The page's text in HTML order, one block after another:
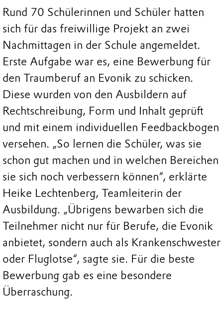
Rund 70 Schülerinnen und Schüler hatten
sich für das freiwillige Projekt an zwei
Nachmittagen in der Schule angemeldet.
Erste Aufgabe war es, eine Bewerbung für
den Traumberuf an Evonik zu schicken.
Diese wurden von den Ausbildern auf
Rechtschreibung, Form und Inhalt geprüft
und mit einem individuellen Feedbackbogen
versehen. „So lernen die Schüler, was sie
schon gut machen und in welchen Bereichen
sie sich noch verbessern können“, erklärte
Heike Lechtenberg, Teamleiterin der
Ausbildung. „Übrigens bewarben sich die
Teilnehmer nicht nur für Berufe, die Evonik
anbietet, sondern auch als Krankenschwester
oder Fluglotse“, sagte sie. Für die beste
Bewerbung gab es eine besondere
Überraschung.